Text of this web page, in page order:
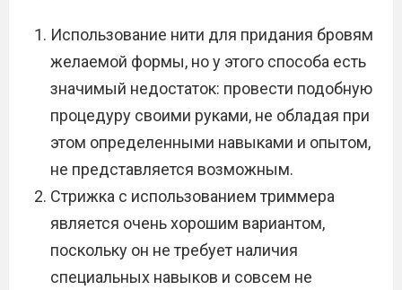
Использование нити для придания бровям
желаемой формы, но у этого способа есть
значимый недостаток: провести подобную
процедуру своими руками, не обладая при
этом определенными навыками и опытом,
не представляется возможным.
Стрижка с использованием триммера
является очень хорошим вариантом,
поскольку он не требует наличия
специальных навыков и совсем не